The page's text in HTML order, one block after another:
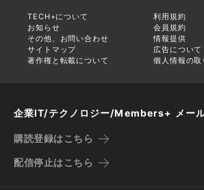
TECH+について
利用規約
お知らせ
会員規約
その他、お問い合わせ
情報提供
サイトマップ
広告について
著作権と転載について
個人情報の
企業IT/テクノロジー/Members+ メー
購読登録はこちら
配信停止はこちら